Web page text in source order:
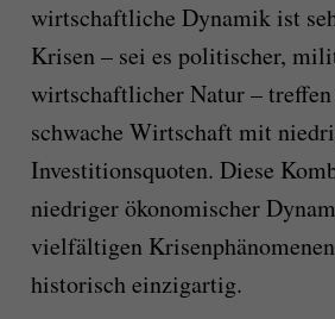
wirtschaftliche Dynamik ist
Krisen – sei es politischer,
wirtschaftlicher Natur –
schwache Wirtschaft mit
Investitionsquoten. Diese
niedriger ökonomischer
vielfältigen
historisch einzigartig.